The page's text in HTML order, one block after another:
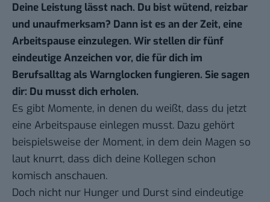
Deine Leistung lässt nach. Du bist wütend, reizbar
und unaufmerksam? Dann ist es an der Zeit, eine
Arbeitspause einzulegen. Wir stellen dir fünf
eindeutige Anzeichen vor, die für dich im
Berufsalltag als Warnglocken fungieren. Sie sagen
dir: Du musst dich erholen.
Es gibt Momente, in denen du weißt, dass du jetzt
eine Arbeitspause einlegen musst. Dazu gehört
beispielsweise der Moment, in dem dein Magen so
laut knurrt, dass dich deine Kollegen schon
komisch anschauen.
Doch nicht nur Hunger und Durst sind eindeutige